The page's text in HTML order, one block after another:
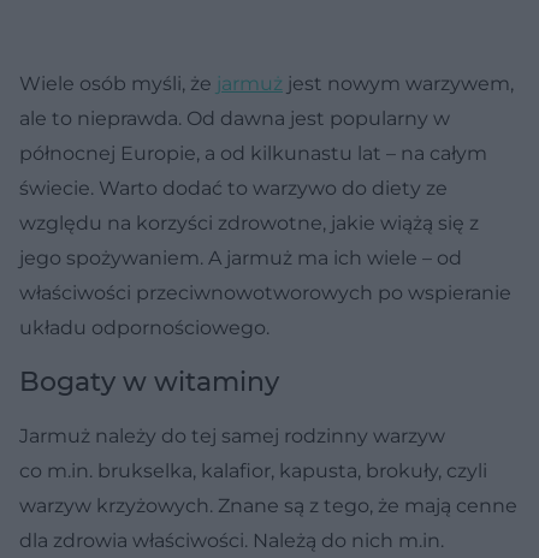
Wiele osób myśli, że jarmuż jest nowym warzywem,
ale to nieprawda. Od dawna jest popularny w
północnej Europie, a od kilkunastu lat – na całym
świecie. Warto dodać to warzywo do diety ze
względu na korzyści zdrowotne, jakie wiążą się z
jego spożywaniem. A jarmuż ma ich wiele – od
właściwości przeciwnowotworowych po wspieranie
układu odpornościowego.
Bogaty w witaminy
Jarmuż należy do tej samej rodzinny warzyw
co m.in. brukselka, kalafior, kapusta, brokuły, czyli
warzyw krzyżowych. Znane są z tego, że mają cenne
dla zdrowia właściwości. Należą do nich m.in.